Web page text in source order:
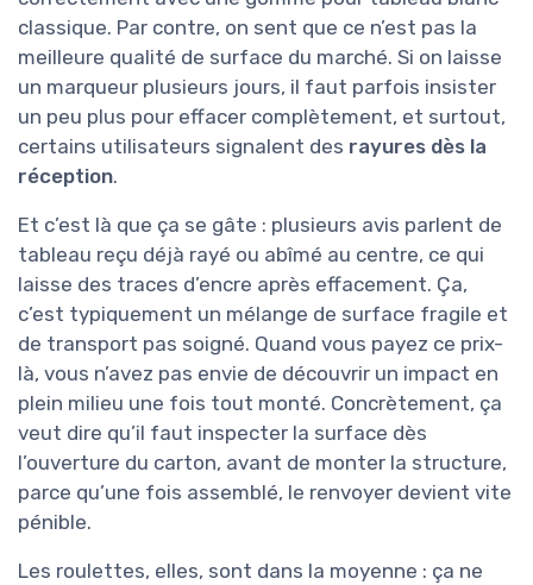
classique. Par contre, on sent que ce n’est pas la
meilleure qualité de surface du marché. Si on laisse
un marqueur plusieurs jours, il faut parfois insister
un peu plus pour effacer complètement, et surtout,
certains utilisateurs signalent des rayures dès la
réception.
Et c’est là que ça se gâte : plusieurs avis parlent de
tableau reçu déjà rayé ou abîmé au centre, ce qui
laisse des traces d’encre après effacement. Ça,
c’est typiquement un mélange de surface fragile et
de transport pas soigné. Quand vous payez ce prix-
là, vous n’avez pas envie de découvrir un impact en
plein milieu une fois tout monté. Concrètement, ça
veut dire qu’il faut inspecter la surface dès
l’ouverture du carton, avant de monter la structure,
parce qu’une fois assemblé, le renvoyer devient vite
pénible.
Les roulettes, elles, sont dans la moyenne : ça ne